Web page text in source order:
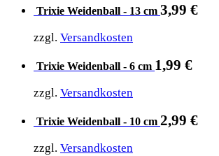
Trixie Weidenball - 13 cm 3,99 €
zzgl. Versandkosten
Trixie Weidenball - 6 cm 1,99 €
zzgl. Versandkosten
Trixie Weidenball - 10 cm 2,99 €
zzgl. Versandkosten